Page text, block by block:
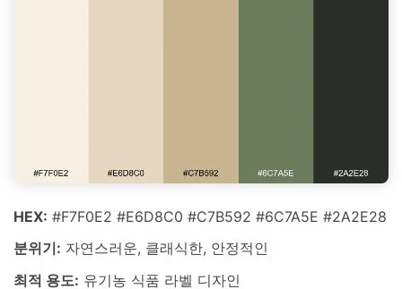
HEX: #F7F0E2 #E6D8C0 #C7B592 #6C7A5E #2A2E28
분위기: 자연스러운, 클래식한, 안정적인
최적 용도: 유기농 식품 라벨 디자인